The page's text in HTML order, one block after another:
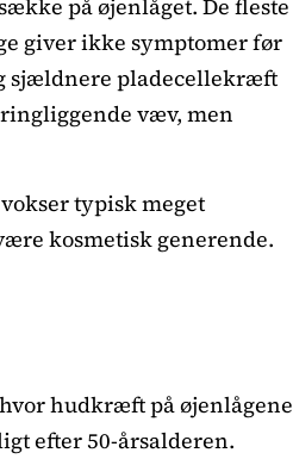
på øjenlåget. De fleste
giver ikke symptomer før
sjældnere pladecellekræft
væv, men
typisk meget
kosmetisk generende.
hudkræft på øjenlågene
efter 50-årsalderen.